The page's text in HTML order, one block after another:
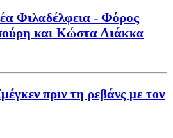
Φιλαδέλφεια - Φόρος
και Κώστα Λιάκκα
πριν τη ρεβάνς με τον